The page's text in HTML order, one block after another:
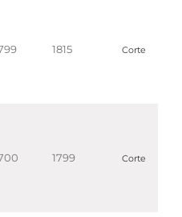
1815 Corte
1799 Corte